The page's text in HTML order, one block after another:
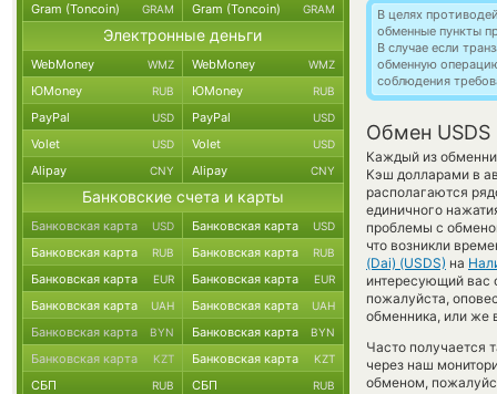
В целях
обменные пункты
В случае если
обменную
соблюдения
Обмен USDS
Каждый из
Кэш долларами в
располагаются
единичного
проблемы с
что возникли
(Dai) (USDS) на
интересующий вас
пожалуйста,
обменника, или же
Часто получается
через наш
обменом,
Gram (Toncoin) GRAM Gram (Toncoin) GRAM
Электронные деньги
WebMoney WMZ WebMoney WMZ
ЮMoney RUB ЮMoney RUB
PayPal USD PayPal USD
Volet USD Volet USD
Alipay CNY Alipay CNY
Банковские счета и карты
Банковская карта USD Банковская карта USD
Банковская карта RUB Банковская карта RUB
Банковская карта EUR Банковская карта EUR
Банковская карта UAH Банковская карта UAH
Банковская карта BYN Банковская карта BYN
Банковская карта KZT Банковская карта KZT
СБП RUB СБП RUB